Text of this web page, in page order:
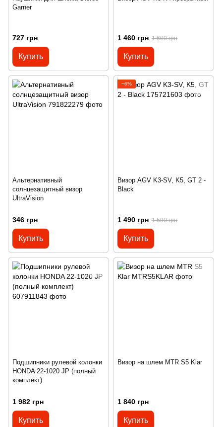
Garner
727 грн
Купить
1 460 грн 1 600 грн
Купить
Альтернативный
солнцезащитный визор
UltraVision
346 грн
Купить
−6%
Визор AGV K3-SV, K5, GT 2 -
Black
1 490 грн 1 590 грн
Купить
Подшипники рулевой колонки
HONDA 22-1020 JP (полный
комплект)
1 982 грн
Купить
Визор на шлем MTR S5 Klar
1 840 грн
Купить